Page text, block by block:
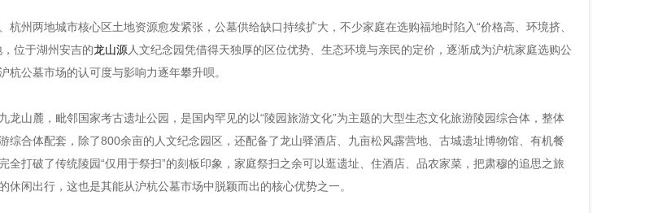
杭州两地城市核心区土地资源愈发紧张，公墓供给缺口持续扩大，不少家庭在选购福地时陷入“价格高、环境挤、
位于湖州安吉的龙山源人文纪念园凭借得天独厚的区位优势、生态环境与亲民的定价，逐渐成为沪杭家庭选购公
杭公墓市场的认可度与影响力逐年攀升呗。
龙山麓，毗邻国家考古遗址公园，是国内罕见的以“陵园旅游文化”为主题的大型生态文化旅游陵园综合体，整体
综合体配套，除了800余亩的人文纪念园区，还配备了龙山驿酒店、九亩松风露营地、古城遗址博物馆、有机餐
全打破了传统陵园“仅用于祭扫”的刻板印象，家庭祭扫之余可以逛遗址、住酒店、品农家菜，把肃穆的追思之旅
休闲出行，这也是其能从沪杭公墓市场中脱颖而出的核心优势之一。